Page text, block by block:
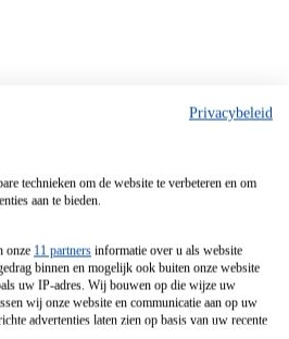
Privacybeleid
technieken om de website te verbeteren en om
aan te bieden.
onze 11 partners informatie over u als website
binnen en mogelijk ook buiten onze website
uw IP-adres. Wij bouwen op die wijze uw
wij onze website en communicatie aan op uw
advertenties laten zien op basis van uw recente